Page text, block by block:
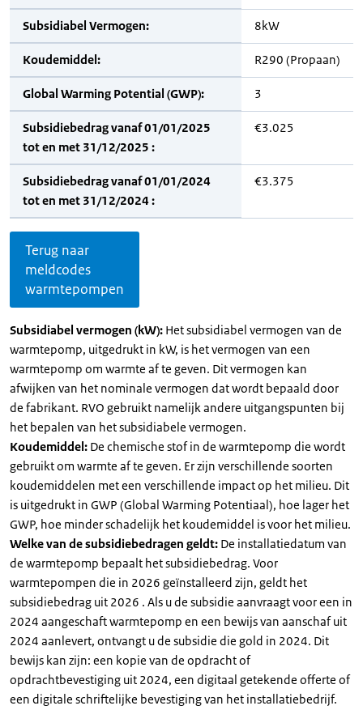
Subsidiabel Vermogen: 8kW
Koudemiddel: R290 (Propaan)
Global Warming Potential (GWP): 3
Subsidiebedrag vanaf 01/01/2025
tot en met 31/12/2025 :
€3.025
Subsidiebedrag vanaf 01/01/2024
tot en met 31/12/2024 :
€3.375
Terug naar
meldcodes
warmtepompen
Subsidiabel vermogen (kW): Het subsidiabel vermogen van de
warmtepomp, uitgedrukt in kW, is het vermogen van een
warmtepomp om warmte af te geven. Dit vermogen kan
afwijken van het nominale vermogen dat wordt bepaald door
de fabrikant. RVO gebruikt namelijk andere uitgangspunten bij
het bepalen van het subsidiabele vermogen.
Koudemiddel: De chemische stof in de warmtepomp die wordt
gebruikt om warmte af te geven. Er zijn verschillende soorten
koudemiddelen met een verschillende impact op het milieu. Dit
is uitgedrukt in GWP (Global Warming Potentiaal), hoe lager het
GWP, hoe minder schadelijk het koudemiddel is voor het milieu.
Welke van de subsidiebedragen geldt: De installatiedatum van
de warmtepomp bepaalt het subsidiebedrag. Voor
warmtepompen die in 2026 geïnstalleerd zijn, geldt het
subsidiebedrag uit 2026 . Als u de subsidie aanvraagt voor een in
2024 aangeschaft warmtepomp en een bewijs van aanschaf uit
2024 aanlevert, ontvangt u de subsidie die gold in 2024. Dit
bewijs kan zijn: een kopie van de opdracht of
opdrachtbevestiging uit 2024, een digitaal getekende offerte of
een digitale schriftelijke bevestiging van het installatiebedrijf.